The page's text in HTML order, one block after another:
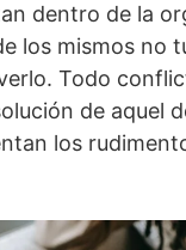
dentro de la
los mismos no
Todo
de aquel
los